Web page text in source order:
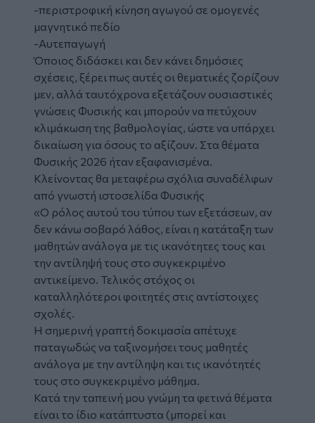
-περιστροφική κίνηση αγωγού σε ομογενές
μαγνητικό πεδίο
-Aυτεπαγωγή
Όποιος διδάσκει και δεν κάνει δημόσιες
σχέσεις, ξέρει πως αυτές οι θεματικές ζορίζουν
μεν, αλλά ταυτόχρονα εξετάζουν ουσιαστικές
γνώσεις Φυσικής και μπορούν να πετύχουν
κλιμάκωση της βαθμολογίας, ώστε να υπάρχει
δικαίωση για όσους το αξίζουν. Στα θέματα
Φυσικής 2026 ήταν εξαφανισμένα.
Κλείνοντας θα μεταφέρω σχόλια συναδέλφων
από γνωστή ιστοσελίδα Φυσικής
«Ο ρόλος αυτού του τύπου των εξετάσεων, αν
δεν κάνω σοβαρό λάθος, είναι η κατάταξη των
μαθητών ανάλογα με τις ικανότητες τους και
την αντίληψή τους στο συγκεκριμένο
αντικείμενο. Τελικός στόχος οι
καταλληλότεροι φοιτητές στις αντίστοιχες
σχολές.
Η σημερινή γραπτή δοκιμασία απέτυχε
παταγωδώς να ταξινομήσει τους μαθητές
ανάλογα με την αντίληψη και τις ικανότητές
τους στο συγκεκριμένο μάθημα.
Κατά την ταπεινή μου γνώμη τα φετινά θέματα
είναι το ίδιο κατάπτυστα (μπορεί και